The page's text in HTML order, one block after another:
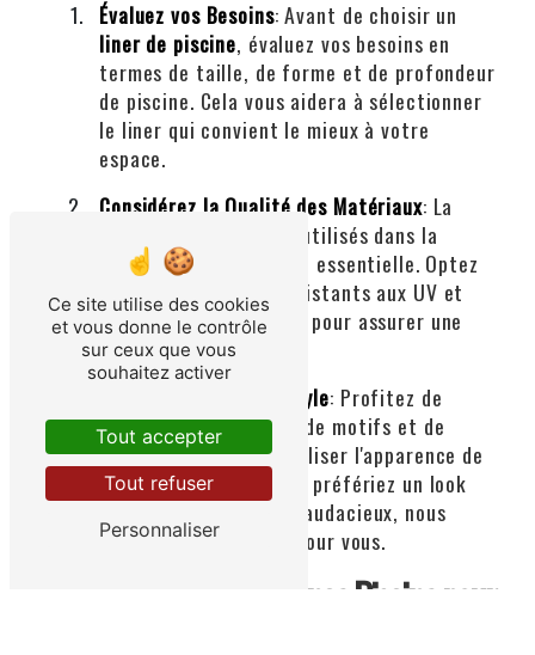
Évaluez vos Besoins: Avant de choisir un
liner de piscine, évaluez vos besoins en
termes de taille, de forme et de profondeur
de piscine. Cela vous aidera à sélectionner
le liner qui convient le mieux à votre
espace.
Considérez la Qualité des Matériaux: La
qualité des matériaux utilisés dans la
fabrication du
est essentielle. Optez
pour des matériaux résistants aux UV et
aux produits chimiques pour assurer une
durabilité maximale.
Personnalisez votre Style: Profitez de
notre sélection variée de motifs et de
couleurs pour personnaliser l'apparence de
votre piscine. Que vous préfériez un look
moderne, classique ou audacieux, nous
avons leliner parfait pour vous.
Pourquoi Choisir Plaisance Piscine pour
Ce site utilise des cookies
et vous donne le contrôle
sur ceux que vous
souhaitez activer
Tout accepter
Tout refuser
Personnaliser